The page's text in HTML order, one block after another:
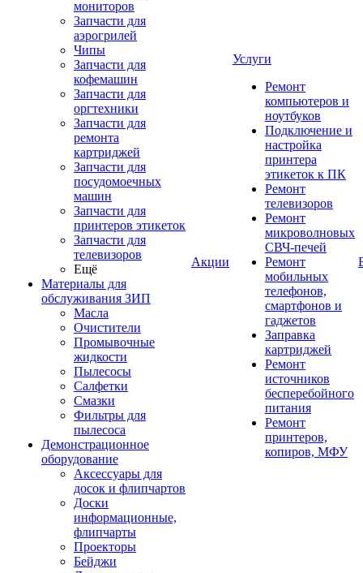
мониторов
Запчасти для
аэрогрилей
Чипы
Запчасти для
кофемашин
Запчасти для
оргтехники
Запчасти для
ремонта
картриджей
Запчасти для
посудомоечных
машин
Запчасти для
принтеров этикеток
Запчасти для
телевизоров
Ещё
Материалы для
обслуживания ЗИП
Масла
Очистители
Промывочные
жидкости
Пылесосы
Салфетки
Смазки
Фильтры для
пылесоса
Демонстрационное
оборудование
Аксессуары для
досок и флипчартов
Доски
информационные,
флипчарты
Проекторы
Бейджи
Акции
Услуги
Ремонт
компьютеров и
ноутбуков
Подключение и
настройка
принтера
этикеток к ПК
Ремонт
телевизоров
Ремонт
микроволновых
СВЧ-печей
Ремонт
мобильных
телефонов,
смартфонов и
гаджетов
Заправка
картриджей
Ремонт
источников
бесперебойного
питания
Ремонт
принтеров,
копиров, МФУ